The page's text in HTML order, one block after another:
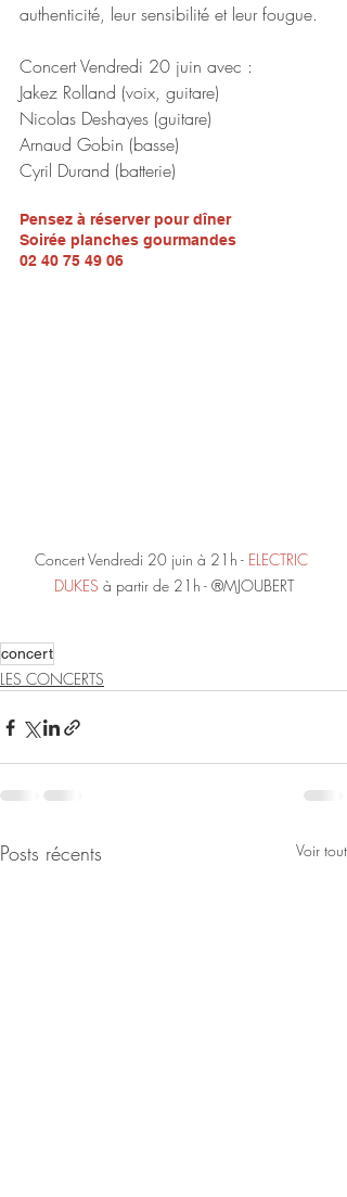
authenticité, leur sensibilité et leur fougue.
Concert Vendredi 20 juin avec :
Jakez Rolland (voix, guitare)
Nicolas Deshayes (guitare)
Arnaud Gobin (basse)
Cyril Durand (batterie)
Pensez à réserver pour dîner
Soirée planches gourmandes
02 40 75 49 06
Concert Vendredi 20 juin à 21h - ELECTRIC
DUKES à partir de 21h - ®MJOUBERT
concert
LES CONCERTS
Posts récents Voir tout